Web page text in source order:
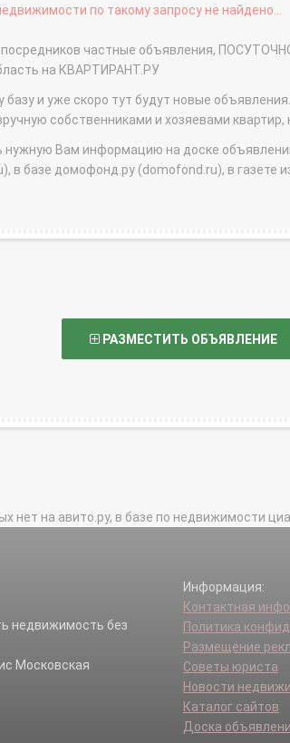
по такому запросу не найдено...
посредников частные объявления,
на КВАРТИРАНТ.РУ
и уже скоро тут будут новые
собственниками и хозяевами квартир,
Вам информацию на доске
в базе домофонд.ру (domofond.ru), в газете из
РАЗМЕСТИТЬ ОБЪЯВЛЕНИЕ
нет на авито.ру, в базе по недвижимости
недвижимость без
Московская
Информация:
Контактная
Политика
Размещение
Советы юриста
Новости
Каталог сайтов
Доска